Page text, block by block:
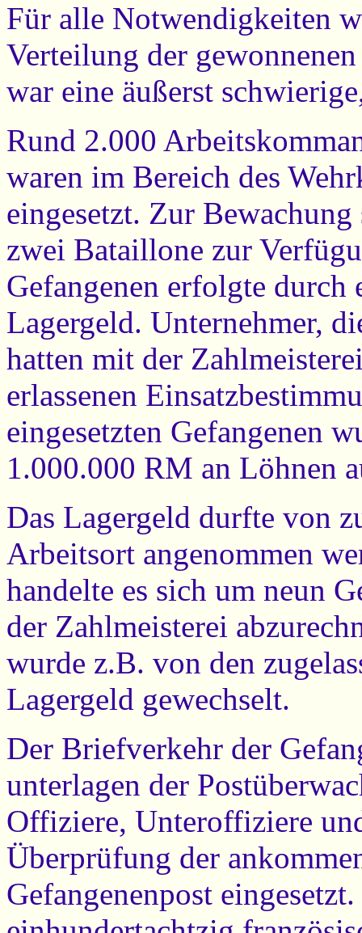
Für alle Notwendigkeiten
Verteilung der
war eine äußerst
Rund 2.000
waren im Bereich des
eingesetzt. Zur
zwei Bataillone zur
Gefangenen erfolgte durch
Lagergeld. Unternehmer,
hatten mit der
erlassenen
eingesetzten Gefangenen
1.000.000 RM an Löhnen
Das Lagergeld durfte von
Arbeitsort angenommen
handelte es sich um neun
der Zahlmeisterei
wurde z.B. von den
Lagergeld gewechselt.
Der Briefverkehr der
unterlagen der
Offiziere, Unteroffiziere
Überprüfung der
Gefangenenpost